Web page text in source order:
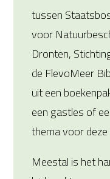
tussen
voor
Dronten,
de FlevoMeer
uit een
een gastles of
thema voor
Meestal is het